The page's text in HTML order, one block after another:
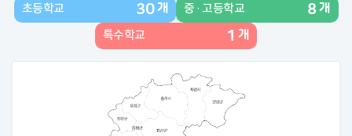
초등학교 30개 중 · 고등학교 8개
특수학교 1 개